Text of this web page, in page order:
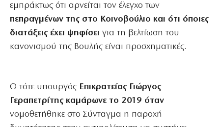
εμπράκτως ότι αρνείται τον έλεγχο των
πεπραγμένων της στο Κοινοβούλιο και ότι όποιες
διατάξεις έχει ψηφίσει για τη βελτίωση του
κανονισμού της Βουλής είναι προσχηματικές.
Ο τότε υπουργός Επικρατείας Γιώργος
Γεραπετρίτης καμάρωνε το 2019 όταν
νομοθετήθηκε στο Σύνταγμα η παροχή